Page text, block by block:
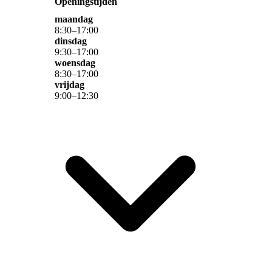
maandag
8:30–17:00
dinsdag
9:30–17:00
woensdag
8:30–17:00
vrijdag
9:00–12:30